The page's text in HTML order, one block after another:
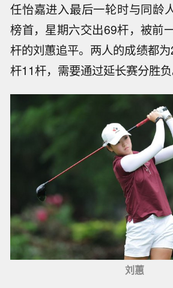
任怡嘉进入最后一轮时与同龄
榜首，星期六交出69杆，被前
杆的刘蕙追平。两人的成绩都
杆11杆，需要通过延长赛分胜负
刘蕙